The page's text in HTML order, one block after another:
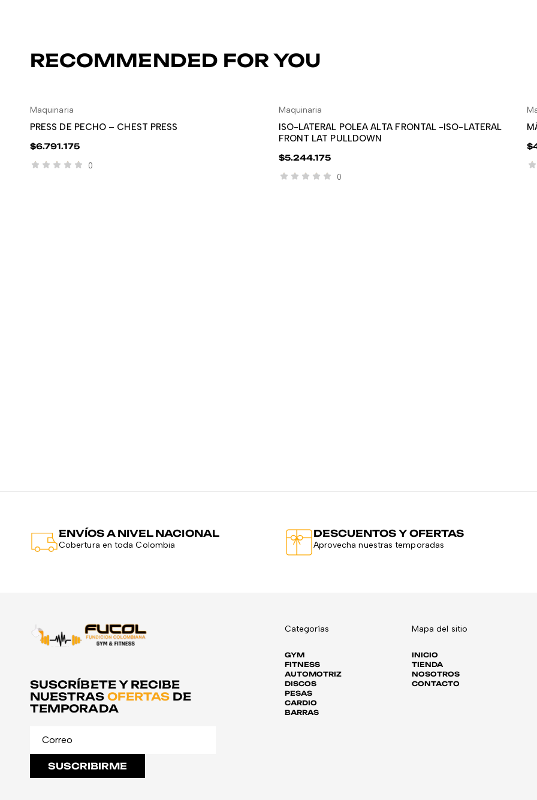
RECOMMENDED FOR YOU
Maquinaria
PRESS DE PECHO – CHEST PRESS
$6.791.175
0
Maquinaria
ISO-LATERAL POLEA ALTA FRONTAL -ISO-LATERAL
FRONT LAT PULLDOWN
$5.244.175
0
$
ENVÍOS A NIVEL NACIONAL
Cobertura en toda Colombia
DESCUENTOS Y OFERTAS
Aprovecha nuestras temporadas
SUSCRÍBETE Y RECIBE
NUESTRAS OFERTAS DE
TEMPORADA
SUSCRIBIRME
Categorías
GYM
FITNESS
AUTOMOTRIZ
DISCOS
PESAS
CARDIO
BARRAS
Mapa del sitio
INICIO
TIENDA
NOSOTROS
CONTACTO